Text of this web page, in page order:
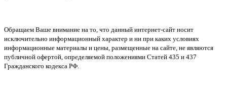
Обращаем Ваше внимание на то, что данный интернет-сайт носит
исключительно информационный характер и ни при каких условиях
информационные материалы и цены, размещенные на сайте, не являются
публичной офертой, определяемой положениями Статей 435 и 437
Гражданского кодекса РФ.